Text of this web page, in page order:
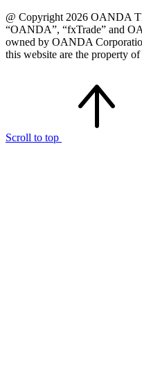
@ Copyright 2026 OANDA
“OANDA”, “fxTrade” and
owned by OANDA
this website are the property
Scroll to top